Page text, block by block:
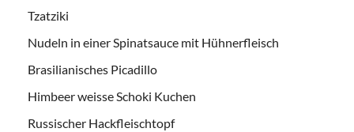
Tzatziki
Nudeln in einer Spinatsauce mit Hühnerfleisch
Brasilianisches Picadillo
Himbeer weisse Schoki Kuchen
Russischer Hackfleischtopf